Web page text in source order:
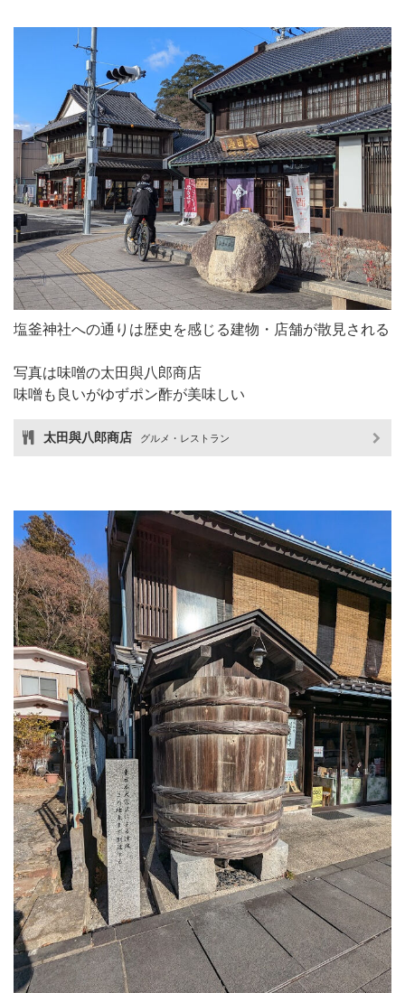
塩釜神社への通りは歴史を感じる建物・店舗が散見される
写真は味噌の太田與八郎商店
味噌も良いがゆずポン酢が美味しい
太田與八郎商店 グルメ・レストラン